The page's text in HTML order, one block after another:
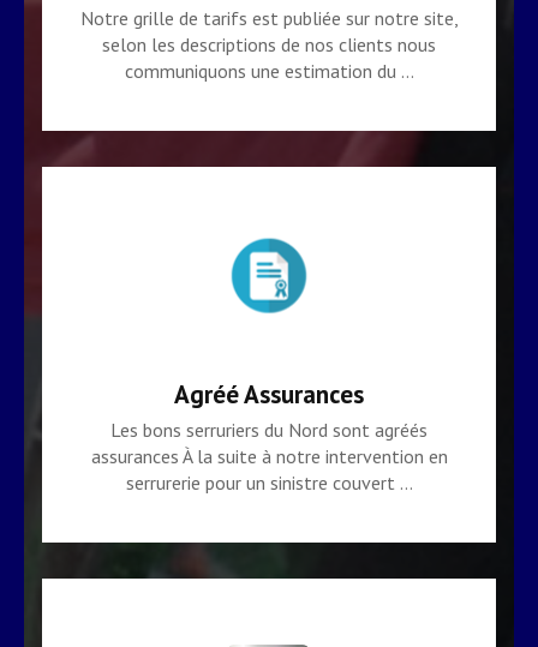
Notre grille de tarifs est publiée sur notre site,
selon les descriptions de nos clients nous
communiquons une estimation du …
Agréé Assurances
Les bons serruriers du Nord sont agréés
assurances À la suite à notre intervention en
serrurerie pour un sinistre couvert …